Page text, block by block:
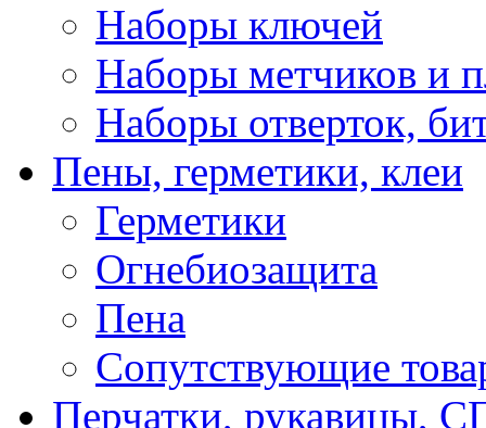
Наборы ключей
Наборы метчиков и
Наборы отверток,
Пены, герметики, клеи
Герметики
Огнебиозащита
Пена
Сопутствующие
Перчатки,